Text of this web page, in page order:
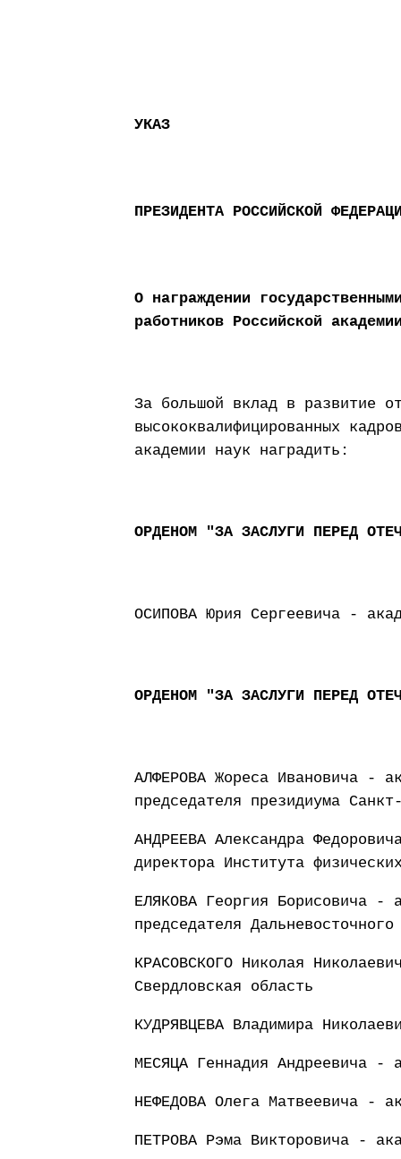
УКАЗ
ПРЕЗИДЕНТА РОССИЙСКОЙ
О награждении
работников Российской
За большой вклад в развитие
высококвалифицированных
академии наук наградить:
ОРДЕНОМ "ЗА ЗАСЛУГИ ПЕРЕД
ОСИПОВА Юрия Сергеевича -
ОРДЕНОМ "ЗА ЗАСЛУГИ ПЕРЕД
АЛФЕРОВА Жореса Ивановича -
председателя президиума
АНДРЕЕВА Александра
директора Института
ЕЛЯКОВА Георгия Борисовича -
председателя
КРАСОВСКОГО Николая
Свердловская область
КУДРЯВЦЕВА Владимира
МЕСЯЦА Геннадия Андреевича -
НЕФЕДОВА Олега Матвеевича -
ПЕТРОВА Рэма Викторовича -